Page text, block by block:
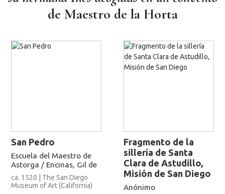
de Maestro de la Horta
San Pedro
Escuela del Maestro de
Astorga / Encinas, Gil de
ca. 1520 | The San Diego
Museum of Art (California)
Fragmento de la
sillería de Santa
Clara de Astudillo,
Misión de San Diego
Anónimo